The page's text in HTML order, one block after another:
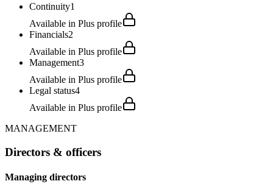
Continuity1
Available in Plus profile
Financials2
Available in Plus profile
Management3
Available in Plus profile
Legal status4
Available in Plus profile
MANAGEMENT
Directors & officers
Managing directors